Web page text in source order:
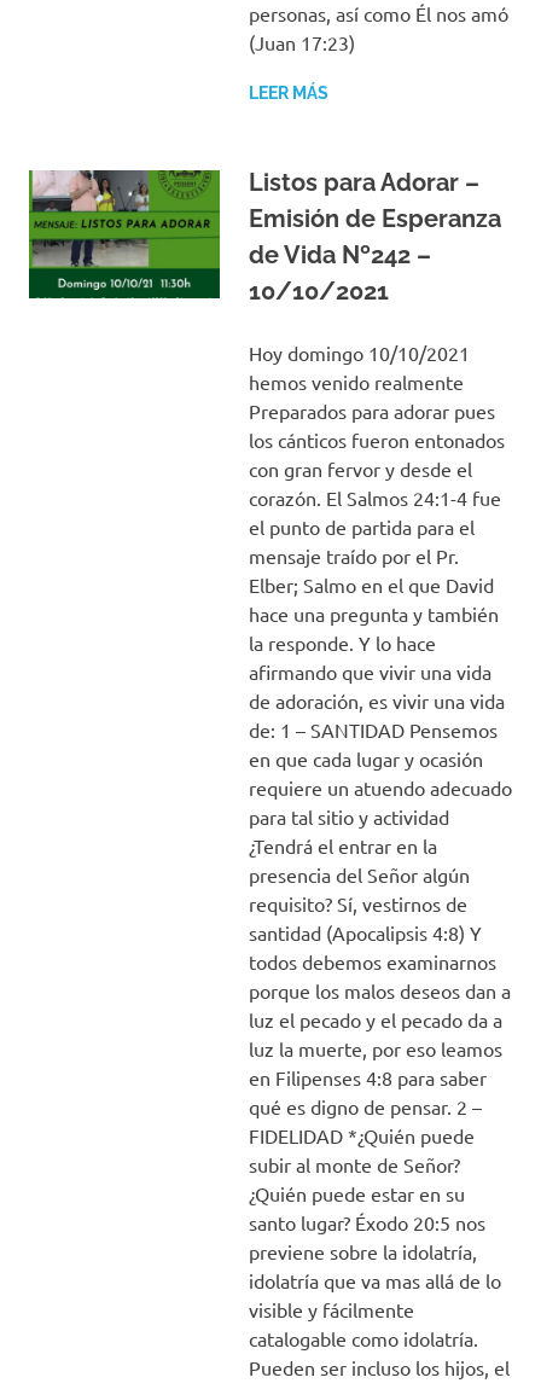
personas, así como Él nos amó
(Juan 17:23)
LEER MÁS
Listos para Adorar –
Emisión de Esperanza
de Vida Nº242 –
10/10/2021
Hoy domingo 10/10/2021
hemos venido realmente
Preparados para adorar pues
los cánticos fueron entonados
con gran fervor y desde el
corazón. El Salmos 24:1-4 fue
el punto de partida para el
mensaje traído por el Pr.
Elber; Salmo en el que David
hace una pregunta y también
la responde. Y lo hace
afirmando que vivir una vida
de adoración, es vivir una vida
de: 1 – SANTIDAD Pensemos
en que cada lugar y ocasión
requiere un atuendo adecuado
para tal sitio y actividad
¿Tendrá el entrar en la
presencia del Señor algún
requisito? Sí, vestirnos de
santidad (Apocalipsis 4:8) Y
todos debemos examinarnos
porque los malos deseos dan a
luz el pecado y el pecado da a
luz la muerte, por eso leamos
en Filipenses 4:8 para saber
qué es digno de pensar. 2 –
FIDELIDAD *¿Quién puede
subir al monte de Señor?
¿Quién puede estar en su
santo lugar? Éxodo 20:5 nos
previene sobre la idolatría,
idolatría que va mas allá de lo
visible y fácilmente
catalogable como idolatría.
Pueden ser incluso los hijos, el